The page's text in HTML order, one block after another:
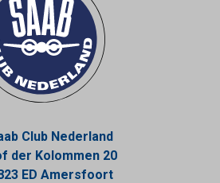
Club Nederland
der Kolommen 20
ED Amersfoort